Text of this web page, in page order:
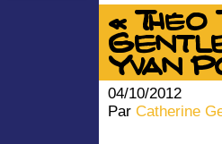
« Théo
Yvan
04/10/2012
Par Catherine